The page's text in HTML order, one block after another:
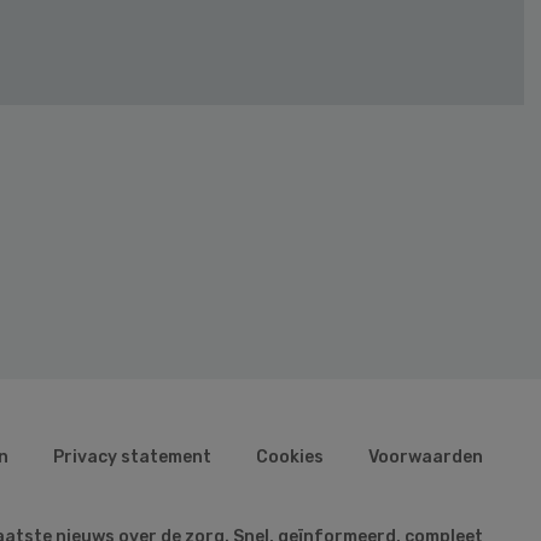
Privacy statement Cookies Voorwaarden
nieuws over de zorg. Snel, geïnformeerd, compleet